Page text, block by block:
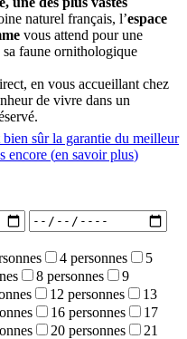
naturel français, l’espace
vous attend pour une
faune ornithologique
en vous accueillant chez
de vivre dans un
sûr la garantie du meilleur
encore (en savoir plus)
4 personnes
5
8 personnes
9
12 personnes
13
16 personnes
17
20 personnes
21